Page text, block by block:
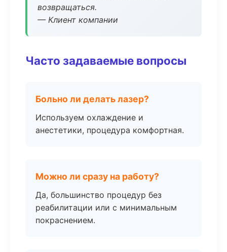
возвращаться.
— Клиент компании
Часто задаваемые вопросы
Больно ли делать лазер?
Используем охлаждение и
анестетики, процедура комфортная.
Можно ли сразу на работу?
Да, большинство процедур без
реабилитации или с минимальным
покраснением.